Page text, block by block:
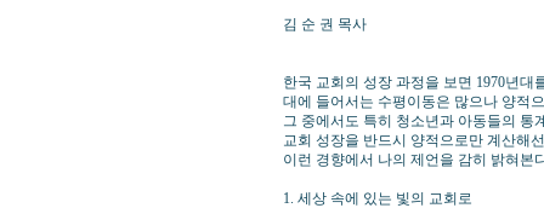
김 순 권 목사
한국 교회의 성장 과정을 보면 1970년대
대에 들어서는 수평이동은 많으나 양적
그 중에서도 특히 청소년과 아동들의 통
교회 성장을 반드시 양적으로만 계산해
이런 경향에서 나의 제언을 감히 밝혀본
1. 세상 속에 있는 빛의 교회로